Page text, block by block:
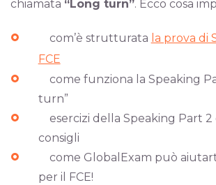
chiamata “Long turn”. Ecco cosa
com’è strutturata la prova di
FCE
come funziona la Speaking
turn”
esercizi della Speaking Part 2
consigli
come GlobalExam può
per il FCE!